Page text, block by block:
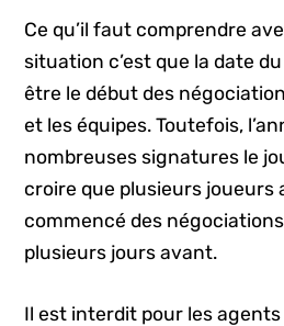
Ce qu’il faut comprendre
situation c’est que la date
être le début des
et les équipes. Toutefois,
nombreuses signatures le
croire que plusieurs joueurs
commencé des
plusieurs jours avant.
Il est interdit pour les